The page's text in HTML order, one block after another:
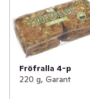
Fröfralla 4-p
220 g, Garant